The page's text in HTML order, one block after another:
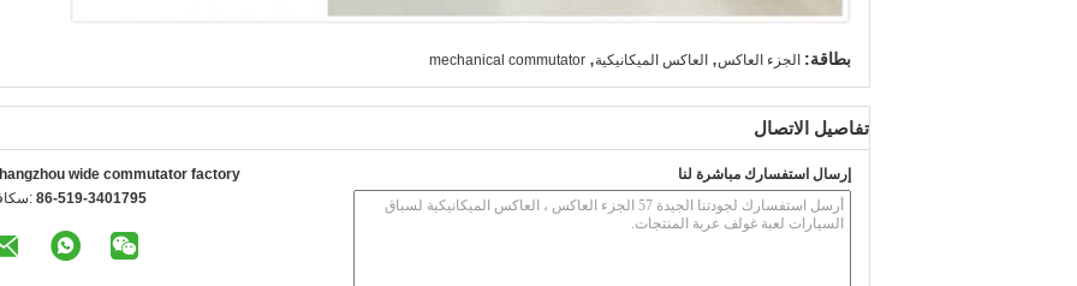
بطاقة: الجزء العاكس, العاكس الميكانيكية,
mechanical commutator
تفاصيل الاتصال
wide commutator factory
86-519-3401795
إرسال استفسارك مباشرة لنا